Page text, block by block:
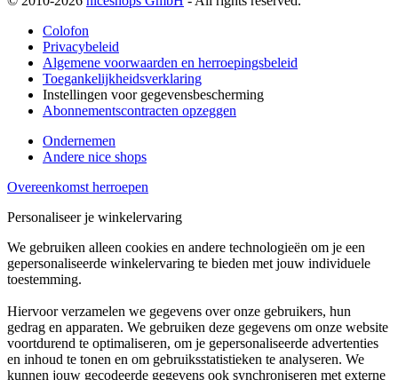
Colofon
Privacybeleid
Algemene voorwaarden en herroepingsbeleid
Toegankelijkheidsverklaring
Instellingen voor gegevensbescherming
Abonnementscontracten opzeggen
Ondernemen
Andere nice shops
Overeenkomst herroepen
Personaliseer je winkelervaring
We gebruiken alleen cookies en andere technologieën om je een
gepersonaliseerde winkelervaring te bieden met jouw individuele
toestemming.
Hiervoor verzamelen we gegevens over onze gebruikers, hun
gedrag en apparaten. We gebruiken deze gegevens om onze website
voortdurend te optimaliseren, om je gepersonaliseerde advertenties
en inhoud te tonen en om gebruiksstatistieken te analyseren. We
kunnen jouw gecodeerde gegevens ook synchroniseren met externe